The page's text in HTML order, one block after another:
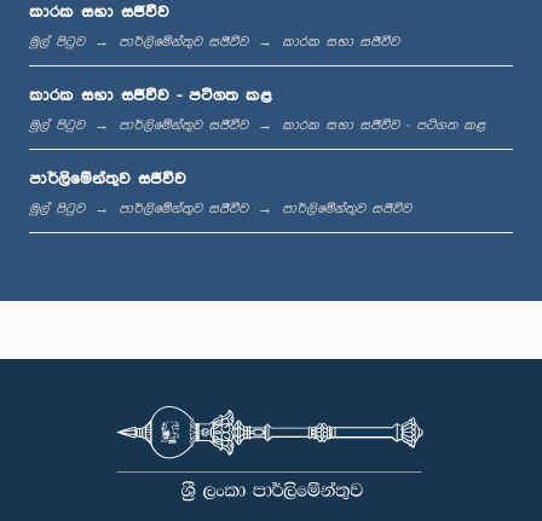
ප.ව. 1:36 - ප.ව. 1:44
ප.ව. 1:44 - ප.ව. 1:53
ප.ව. 2:05 - ප.ව. 2:15
කාරක සභා සජීවීව
මුල් පිටුව පාර්ලිමේන්තුව සජීවීව කාරක සභා සජීවීව
කාරක සභා සජීවීව - පටිගත කළ
මුල් පිටුව පාර්ලිමේන්තුව සජීවීව කාරක සභා සජීවීව - පටිගත කළ
පාර්ලිමේන්තුව සජීවීව
මුල් පිටුව පාර්ලිමේන්තුව සජීවීව පාර්ලිමේන්තුව සජීවීව